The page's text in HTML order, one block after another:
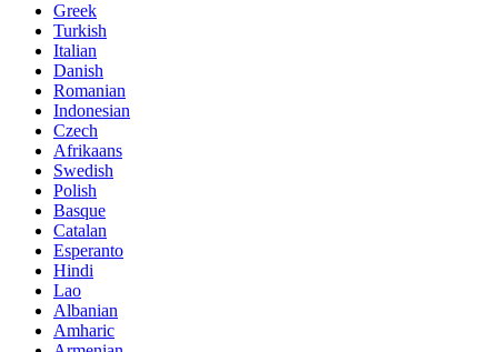
Greek
Turkish
Italian
Danish
Romanian
Indonesian
Czech
Afrikaans
Swedish
Polish
Basque
Catalan
Esperanto
Hindi
Lao
Albanian
Amharic